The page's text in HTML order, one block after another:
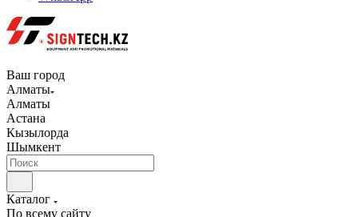
Ваш город
Алматы
Алматы
Астана
Кызылорда
Шымкент
Каталог
По всему сайту